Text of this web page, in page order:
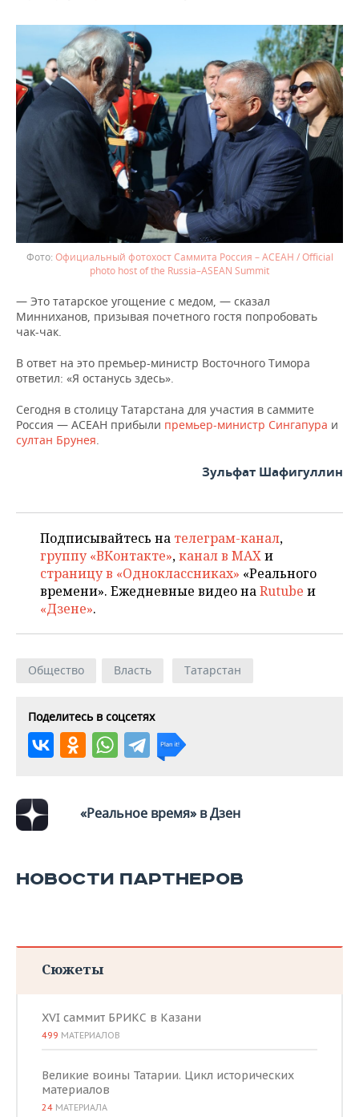
ФИГУРНОЕ КАТАНИЕ
ВОДНЫЕ ВИДЫ СПОРТА
ХОККЕЙ С МЯЧОМ
МЕДИЦИНА
ОБРАЗОВАНИЕ
ПРОИСШЕСТВИЯ
Официальный фотохост Саммита Россия – АСЕАН / Official
photo host of the Russia–ASEAN Summit
— Это татарское угощение с медом, — сказал
Минниханов, призывая почетного гостя попробовать
чак-чак.
В ответ на это премьер-министр Восточного Тимора
ответил: «Я останусь здесь».
Сегодня в столицу Татарстана для участия в саммите
Россия — АСЕАН прибыли премьер-министр Сингапура и
султан Брунея.
Зульфат Шафигуллин
Подписывайтесь на телеграм-канал,
группу «ВКонтакте»,канал в MAXи
страницу в «Одноклассниках» «Реального
времени». Ежедневные видео наRutube и
«Дзене».
Общество Власть Татарстан
Поделитесь в соцсетях
«Реальное время» в Дзен
НОВОСТИ ПАРТНЕРОВ
Сюжеты
XVI саммит БРИКС в Казани
499 МАТЕРИАЛОВ
Великие воины Татарии. Цикл исторических
материалов
24 МАТЕРИАЛА